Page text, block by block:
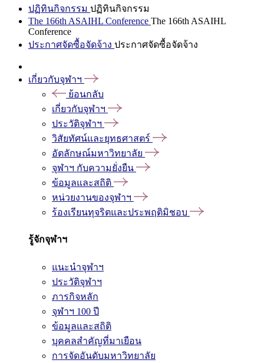
ปฏิทินกิจกรรม ปฏิทินกิจกรรม
The 166th ASAIHL Conference The 166th ASAIHL
Conference
ประกาศจัดซื้อจัดจ้าง ประกาศจัดซื้อจัดจ้าง
เกี่ยวกับจุฬาฯ
ย้อนกลับ
เกี่ยวกับจุฬาฯ
ประวัติจุฬาฯ
วิสัยทัศน์และยุทธศาสตร์
อัตลักษณ์มหาวิทยาลัย
จุฬาฯ กับความยั่งยืน
ข้อมูลและสถิติ
หน่วยงานของจุฬาฯ
ร้องเรียนทุจริตและประพฤติมิชอบ
รู้จักจุฬาฯ
แนะนำจุฬาฯ
ประวัติจุฬาฯ
ภารกิจหลัก
จุฬาฯ 100 ปี
ข้อมูลและสถิติ
บุคคลสำคัญที่มาเยือน
การจัดอันดับมหาวิทยาลัย